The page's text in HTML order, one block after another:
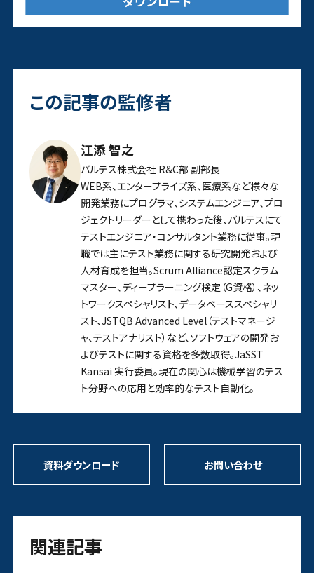
この記事の監修者
江添 智之
バルテス株式会社 R&C部 副部長
WEB系、エンタープライズ系、医療系など様々な
開発業務にプログラマ、システムエンジニア、プロ
ジェクトリーダーとして携わった後、バルテスにて
テストエンジニア・コンサルタント業務に従事。現
職では主にテスト業務に関する研究開発および
人材育成を担当。Scrum Alliance認定スクラム
マスター、ディープラーニング検定（G資格）、ネッ
トワークスペシャリスト、データベーススペシャリ
スト、JSTQB Advanced Level（テストマネージ
ャ、テストアナリスト）など、ソフトウェアの開発お
よびテストに関する資格を多数取得。JaSST
Kansai 実行委員。現在の関心は機械学習のテス
ト分野への応用と効率的なテスト自動化。
資料ダウンロード お問い合わせ
関連記事